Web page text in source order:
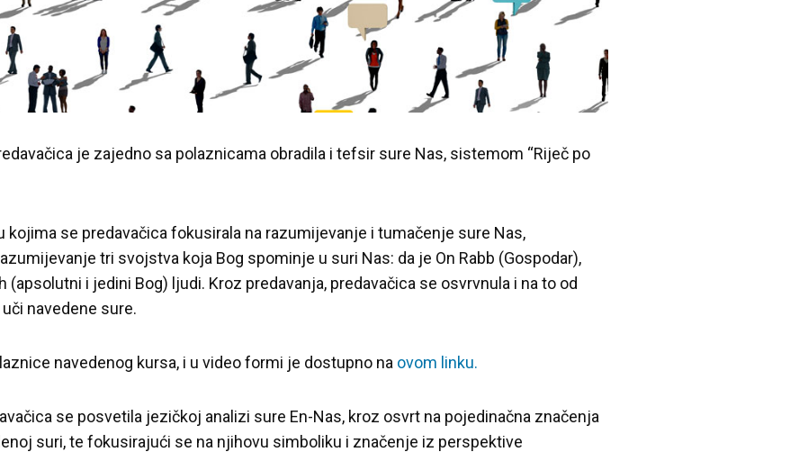
je zajedno sa polaznicama obradila i tefsir sure Nas, sistemom “Riječ po
kojima se predavačica fokusirala na razumijevanje i tumačenje sure Nas,
tri svojstva koja Bog spominje u suri Nas: da je On Rabb (Gospodar),
(apsolutni i jedini Bog) ljudi. Kroz predavanja, predavačica se osvrvnula i na to od
navedene sure.
navedenog kursa, i u video formi je dostupno na ovom linku.
se posvetila jezičkoj analizi sure En-Nas, kroz osvrt na pojedinačna značenja
suri, te fokusirajući se na njihovu simboliku i značenje iz perspektive